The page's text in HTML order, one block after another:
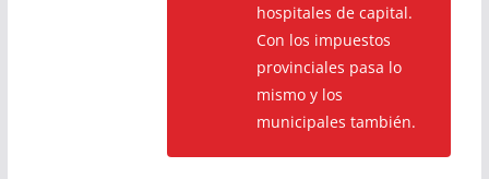
hospitales de capital.
Con los impuestos
provinciales pasa lo
mismo y los
municipales también.